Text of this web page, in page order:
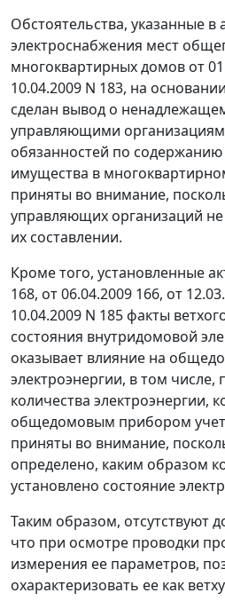
Обстоятельства, указанные в
электроснабжения мест
многоквартирных домов от
10.04.2009 N 183, на
сделан вывод о
управляющими
обязанностей по
имущества в
приняты во внимание,
управляющих организаций не
их составлении.
Кроме того, установленные
168, от 06.04.2009 166, от
10.04.2009 N 185 факты
состояния внутридомовой
оказывает влияние на
электроэнергии, в том
количества электроэнергии,
общедомовым прибором
приняты во внимание,
определено, каким образом
установлено состояние
Таким образом, отсутствуют
что при осмотре проводки
измерения ее параметров,
охарактеризовать ее как